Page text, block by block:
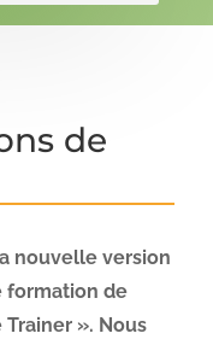
de
nouvelle version
formation de
». Nous